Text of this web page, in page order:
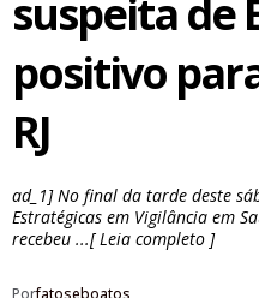
suspeita de
positivo
RJ
ad_1] No final da tarde deste
Estratégicas em Vigilância em
recebeu ...[ Leia completo ]
Porfatoseboatos